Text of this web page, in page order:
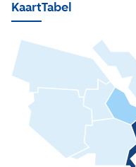
KaartTabel